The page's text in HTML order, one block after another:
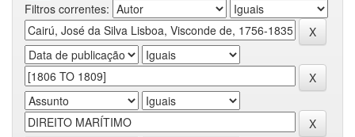
Filtros correntes: